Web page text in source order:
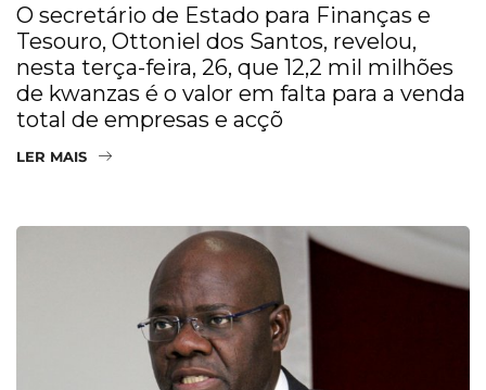
O secretário de Estado para Finanças e
Tesouro, Ottoniel dos Santos, revelou,
nesta terça-feira, 26, que 12,2 mil milhões
de kwanzas é o valor em falta para a venda
total de empresas e acçõ
LER MAIS